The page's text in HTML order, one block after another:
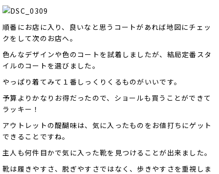
順番にお店に入り、良いなと思うコートがあれば地図にチェッ
クをして次のお店へ。
色んなデザインや色のコートを試着しましたが、結局定番スタ
イルのコートを選びました。
やっぱり着てみて１番しっくりくるものがいいです。
予算よりかなりお得だったので、ショールも買うことができて
ラッキー！
アウトレットの醍醐味は、気に入ったものをお値打ちにゲット
できることですね。
主人も何件目かで気に入った靴を見つけることが出来ました。
靴は履きやすさ、脱ぎやすさではなく、歩きやすさを重視しま